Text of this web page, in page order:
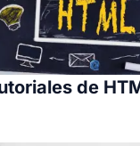
de